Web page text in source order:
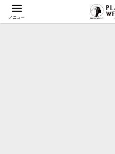
メニュー